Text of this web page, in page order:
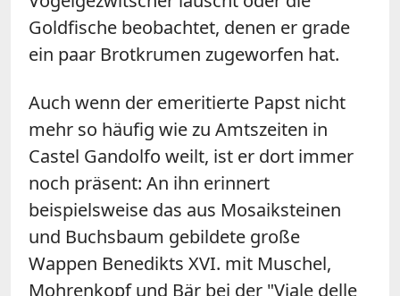
Goldfische beobachtet, denen er grade
ein paar Brotkrumen zugeworfen hat.
Auch wenn der emeritierte Papst nicht
mehr so häufig wie zu Amtszeiten in
Castel Gandolfo weilt, ist er dort immer
noch präsent: An ihn erinnert
beispielsweise das aus Mosaiksteinen
und Buchsbaum gebildete große
Wappen Benedikts XVI. mit Muschel,
Mohrenkopf und Bär bei der "Viale delle